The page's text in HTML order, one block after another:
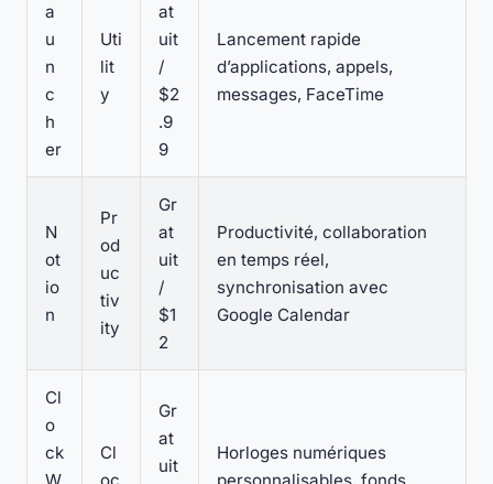
a
u
n
c
h
er
Uti
lit
y
at
uit
/
$2
.9
9
Lancement rapide
d’applications, appels,
messages, FaceTime
N
ot
io
n
Pr
od
uc
tiv
ity
Gr
at
uit
/
$1
2
Productivité, collaboration
en temps réel,
synchronisation avec
Google Calendar
Cl
o
ck
Cl
Gr
at
uit
Horloges numériques